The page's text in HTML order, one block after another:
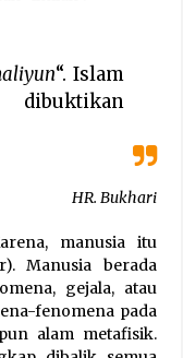
“. Islam
HR. Bukhari
manusia itu
Manusia berada
gejala, atau
fenomena pada
alam metafisik.